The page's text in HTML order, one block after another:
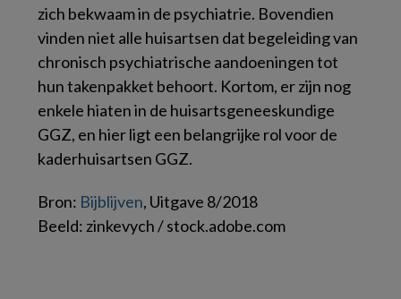
zich bekwaam in de psychiatrie. Bovendien
vinden niet alle huisartsen dat begeleiding van
chronisch psychiatrische aandoeningen tot
hun takenpakket behoort. Kortom, er zijn nog
enkele hiaten in de huisartsgeneeskundige
GGZ, en hier ligt een belangrijke rol voor de
kaderhuisartsen GGZ.
Bron: Bijblijven, Uitgave 8/2018
Beeld: zinkevych / stock.adobe.com